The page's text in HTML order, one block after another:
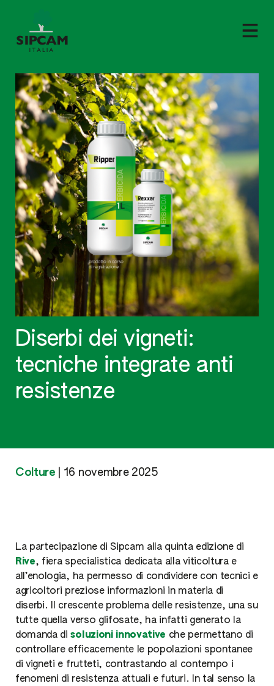
Colture 16 novembre 2025
Diserbi dei vigneti:
tecniche integrate anti
resistenze
La partecipazione di Sipcam alla quinta edizione di
Rive, fiera specialistica dedicata alla viticoltura e
all’enologia, ha permesso di condividere con tecnici e
agricoltori preziose informazioni in materia di
diserbi. Il crescente problema delle resistenze, una su
tutte quella verso glifosate, ha infatti generato la
domanda disoluzioni innovative che permettano di
controllare efficacemente le popolazioni spontanee
di vigneti e frutteti, contrastando al contempo i
fenomeni di resistenza attuali e futuri. In tal senso la